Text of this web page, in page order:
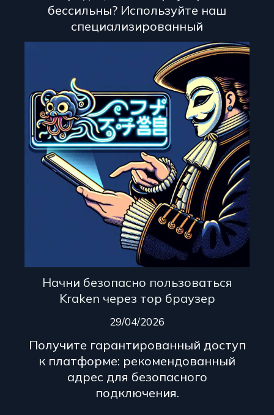
бессильны? Используйте наш
специализированный
Начни безопасно пользоваться
Kraken через тор браузер
29/04/2026
Получите гарантированный доступ
к платформе: рекомендованный
адрес для безопасного
подключения.